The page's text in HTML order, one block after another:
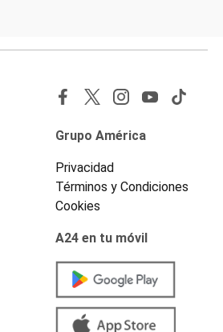
Grupo América
Privacidad
Términos y Condiciones
Cookies
A24 en tu móvil